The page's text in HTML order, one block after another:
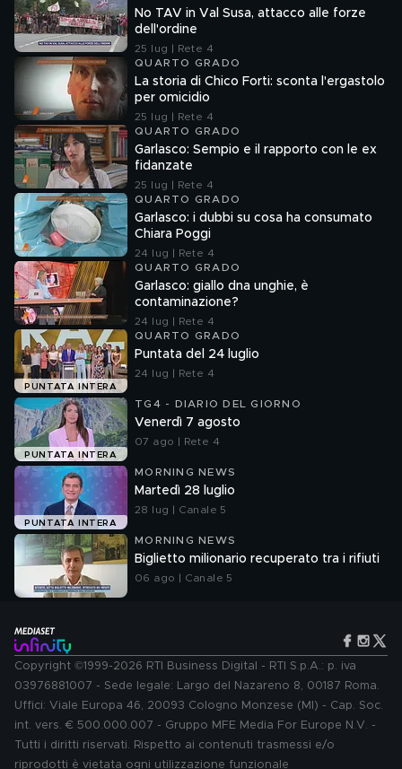
No TAV in Val Susa, attacco alle forze
dell'ordine
25 lug | Rete 4
QUARTO GRADO
La storia di Chico Forti: sconta l'ergastolo
per omicidio
25 lug | Rete 4
QUARTO GRADO
Garlasco: Sempio e il rapporto con le ex
fidanzate
25 lug | Rete 4
QUARTO GRADO
Garlasco: i dubbi su cosa ha consumato
Chiara Poggi
24 lug | Rete 4
QUARTO GRADO
Garlasco: giallo dna unghie, è
contaminazione?
24 lug | Rete 4
PUNTATA INTERA
QUARTO GRADO
Puntata del 24 luglio
24 lug | Rete 4
PUNTATA INTERA
TG4 - DIARIO DEL GIORNO
Venerdì 7 agosto
07 ago | Rete 4
PUNTATA INTERA
MORNING NEWS
Martedì 28 luglio
28 lug | Canale 5
MORNING NEWS
Biglietto milionario recuperato tra i rifiuti
06 ago | Canale 5
Copyright ©1999-2026 RTI Business Digital - RTI S.p.A.: p. iva
03976881007 - Sede legale: Largo del Nazareno 8, 00187 Roma.
Uffici: Viale Europa 46, 20093 Cologno Monzese (MI) - Cap. Soc.
int. vers. € 500.000.007 - Gruppo MFE Media For Europe N.V. -
Tutti i diritti riservati. Rispetto ai contenuti trasmessi e/o
riprodotti è vietata ogni utilizzazione funzionale